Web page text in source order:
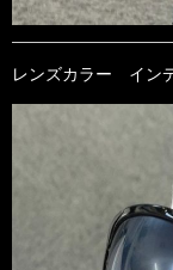
レンズカラー イン